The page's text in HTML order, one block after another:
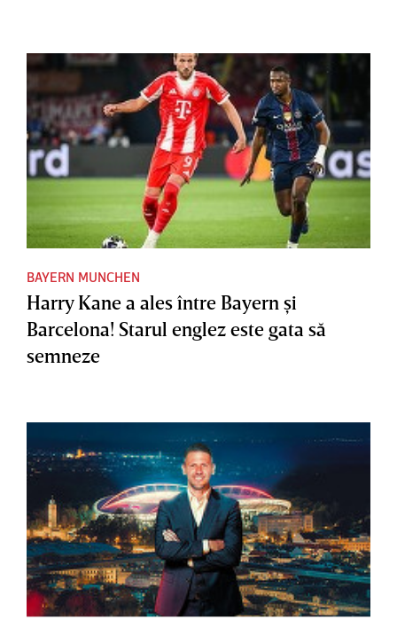
BAYERN MUNCHEN
Harry Kane a ales între Bayern şi
Barcelona! Starul englez este gata să
semneze